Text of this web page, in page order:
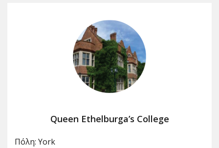
Queen Ethelburga’s College
Πόλη: York